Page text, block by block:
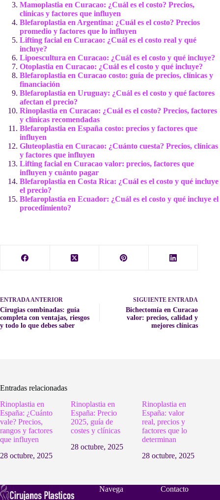
Mamoplastia en Curacao: ¿Cuál es el costo? Precios,
clínicas y factores que influyen
Blefaroplastia en Argentina: ¿Cuál es el costo? Precios
promedio y factores que lo influyen
Lifting facial en Curacao: ¿Cuál es el costo real y qué
incluye?
Lipoescultura en Curacao: ¿Cuál es el costo y qué incluye?
Otoplastia en Curacao: ¿Cuál es el costo y qué incluye?
Blefaroplastia en Curacao costo: guía de precios, clínicas y
financiación
Blefaroplastia en Uruguay: ¿Cuál es el costo y qué factores
afectan el precio?
Rinoplastia en Curacao: ¿Cuál es el costo? Precios, factores
y clínicas recomendadas
Blefaroplastia en España costo: precios y factores que
influyen
Gluteoplastia en Curacao: ¿Cuánto cuesta? Precios, clínicas
y factores que influyen
Lifting facial en Curacao valor: precios, factores que
influyen y cuánto pagar
Blefaroplastia en Costa Rica: ¿Cuál es el costo y qué incluye
el precio?
Blefaroplastia en Ecuador: ¿Cuál es el costo y qué incluye el
procedimiento?
ENTRADAANTERIOR
Cirugias combinadas: guía
completa con ventajas, riesgos
y todo lo que debes saber
SIGUIENTEENTRADA
Bichectomía en Curacao
valor: precios, calidad y
mejores clínicas
Entradas relacionadas
Rinoplastia en
España: ¿Cuánto
vale? Precios,
rangos y factores
que influyen
28 octubre, 2025
Rinoplastia en
España: Precio
2025, guía de
costes y clínicas
28 octubre, 2025
Rinoplastia en
España: valor
real, precios y
factores que lo
determinan
28 octubre, 2025
Navega
Contacto